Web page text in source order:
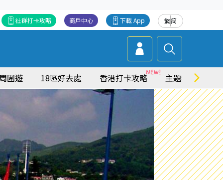
繁简
下載 App
商戶中心
社群打卡攻略
圍遊 18區好去處 香港打卡攻略 主題特集